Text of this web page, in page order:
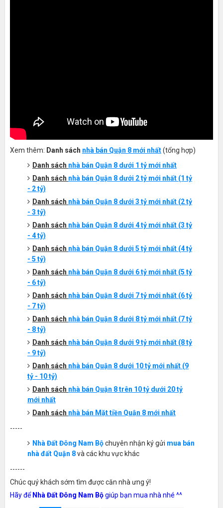
Xem thêm: Danh sách nhà bán Quận 8 mới nhất(tổng hợp)
Danh sách nhà bán Quận 8 dưới 1 tỷ mới nhất
Danh sách nhà bán Quận 8 dưới 2 tỷ mới nhất (1 tỷ
- 2 tỷ)
Danh sách nhà bán Quận 8 dưới 3 tỷ mới nhất (2 tỷ
- 3 tỷ)
Danh sách nhà bán Quận 8 dưới 4 tỷ mới nhất (3 tỷ
- 4 tỷ)
Danh sách nhà bán Quận 8 dưới 5 tỷ mới nhất (4 tỷ
- 5 tỷ)
Danh sách nhà bán Quận 8 dưới 6 tỷ mới nhất (5 tỷ
- 6 tỷ)
Danh sách nhà bán Quận 8 dưới 7 tỷ mới nhất (6 tỷ
- 7 tỷ)
Danh sách nhà bán Quận 8 dưới 8 tỷ mới nhất (7 tỷ
- 8 tỷ)
Danh sách nhà bán Quận 8 dưới 9 tỷ mới nhất (8 tỷ
- 9 tỷ)
Danh sách nhà bán Quận 8 dưới 10 tỷ mới nhất (9
tỷ - 10 tỷ)
Danh sách nhà bán Quận 8 trên 10 tỷ dưới 20 tỷ
mới nhất
Danh sách nhà bán Mặt tiền Quận 8 mới nhất
-----
Nhà Đất Đông Nam Bộchuyên nhận ký gửi mua bán
nhà đất Quận 8và các khu vực khác
------
Chúc quý khách sớm tìm được căn nhà ưng ý!
Hãy để Nhà Đất Đông Nam Bộgiúp bạn mua nhà nhé ^^